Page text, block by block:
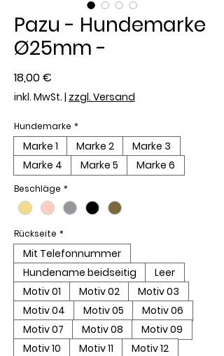
Pazu - Hundemarke
Ø25mm -
18,00 €
inkl. MwSt. | zzgl. Versand
Hundemarke *
Marke 1 Marke 2
Marke 3
Marke 4
Marke 5 Marke 6
Beschläge *
Rückseite *
Mit Telefonnummer
Hundename beidseitig
Leer
Motiv 01
Motiv 02
Motiv 03
Motiv 04
Motiv 05
Motiv 06
Motiv 07
Motiv 08
Motiv 09
Motiv 10
Motiv 11
Motiv 12